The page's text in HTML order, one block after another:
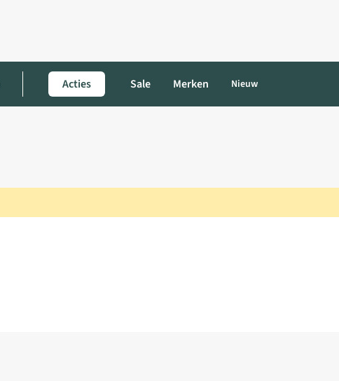
Acties Sale Merken Nieuw